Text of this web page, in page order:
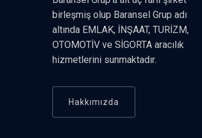
birleşmiş olup Baransel Grup adı
altında EMLAK, İNŞAAT, TURİZM,
OTOMOTİV ve SİGORTA aracılık
hizmetlerini sunmaktadır.
Hakkımızda